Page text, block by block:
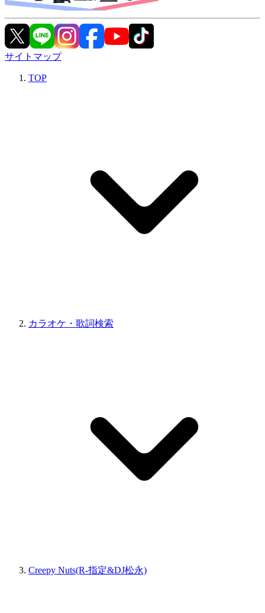
サイトマップ
TOP
カラオケ・歌詞検索
Creepy Nuts(R-指定&DJ松永)